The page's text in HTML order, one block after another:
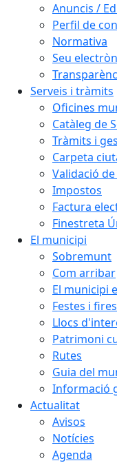
Anuncis /
Perfil de
Normativa
Seu
Serveis i tràmits
Oficines
Catàleg de
Tràmits i
Carpeta
Validació
Impostos
Factura
Finestreta
El municipi
Sobremunt
Com arribar
El municipi
Festes i fires
Llocs
Patrimoni
Rutes
Guia del
Informació
Actualitat
Avisos
Notícies
Agenda